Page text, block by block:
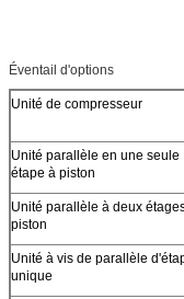
Éventail d'options
Unité de compresseur
Unité parallèle en une seule
étape à piston
Unité parallèle à deux
piston
Unité à vis de parallèle
unique